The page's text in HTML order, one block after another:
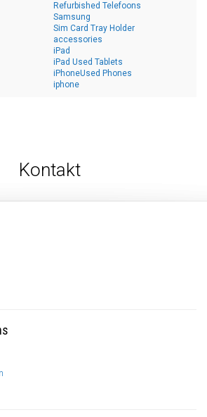
Refurbished Telefoons
Samsung
Sim Card Tray Holder
accessories
iPad
iPad Used Tablets
iPhoneUsed Phones
iphone
Kontakt